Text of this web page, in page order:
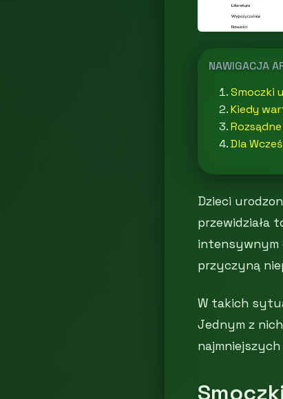
NAWIGACJA
Smoczki
Kiedy
Dla
Dzieci
przewidziała
intensywnym
przyczyną
W takich
Jednym z